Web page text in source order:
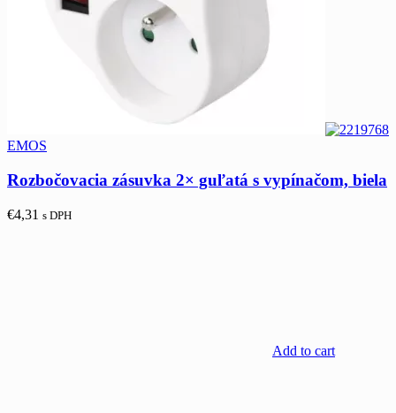
EMOS
Rozbočovacia zásuvka 2× guľatá s vypínačom, biela
€4,31 s DPH
Add to cart